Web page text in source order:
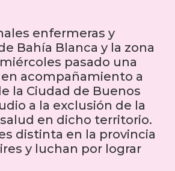
enfermeras y
Bahía Blanca y la zona
pasado una
acompañamiento a
la Ciudad de Buenos
a la exclusión de la
en dicho territorio.
distinta en la provincia
y luchan por lograr